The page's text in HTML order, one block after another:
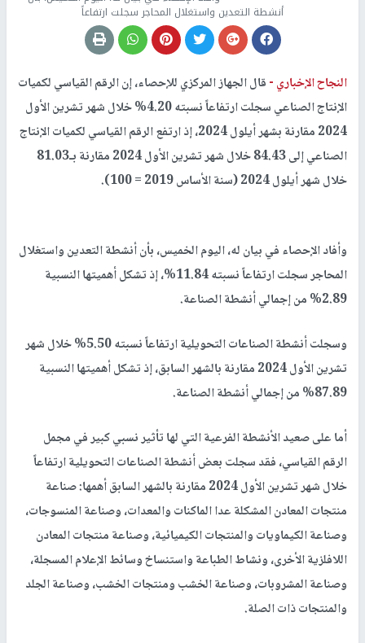
أنشطة التعدين واستغلال المحاجر سجلت ارتفاعاً
النجاح الإخباري -قال الجهاز المركزي للإحصاء، إن الرقم القياسي لكميات
الإنتاج الصناعي سجلت ارتفاعاً نسبته 4.20% خلال شهر تشرين الأول
2024 مقارنة بشهر أيلول 2024، إذ ارتفع الرقم القياسي لكميات الإنتاج
الصناعي إلى 84.43 خلال شهر تشرين الأول 2024 مقارنة بـ81.03
خلال شهر أيلول 2024 (سنة الأساس 2019 = 100).
وأفاد الإحصاء في بيان له، اليوم الخميس، بأن أنشطة التعدين واستغلال
المحاجر سجلت ارتفاعاً نسبته 11.84%، إذ تشكل أهميتها النسبية
2.89% من إجمالي أنشطة الصناعة.
وسجلت أنشطة الصناعات التحويلية ارتفاعاً نسبته 5.50% خلال شهر
تشرين الأول 2024 مقارنة بالشهر السابق، إذ تشكل أهميتها النسبية
87.89% من إجمالي أنشطة الصناعة.
أما على صعيد الأنشطة الفرعية التي لها تأثير نسبي كبير في مجمل
الرقم القياسي، فقد سجلت بعض أنشطة الصناعات التحويلية ارتفاعاً
خلال شهر تشرين الأول 2024 مقارنة بالشهر السابق أهمها: صناعة
منتجات المعادن المشكلة عدا الماكنات والمعدات، وصناعة المنسوجات،
وصناعة الكيماويات والمنتجات الكيميائية، وصناعة منتجات المعادن
اللافلزية الأخرى، ونشاط الطباعة واستنساخ وسائط الإعلام المسجلة،
وصناعة المشروبات، وصناعة الخشب ومنتجات الخشب، وصناعة الجلد
والمنتجات ذات الصلة.